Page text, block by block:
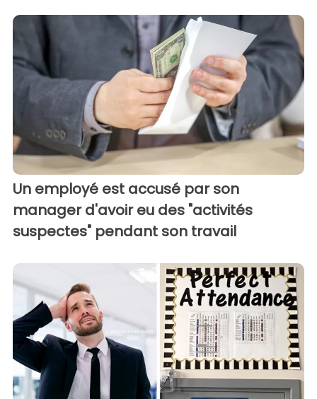
Un employé est accusé par son
manager d'avoir eu des "activités
suspectes" pendant son travail